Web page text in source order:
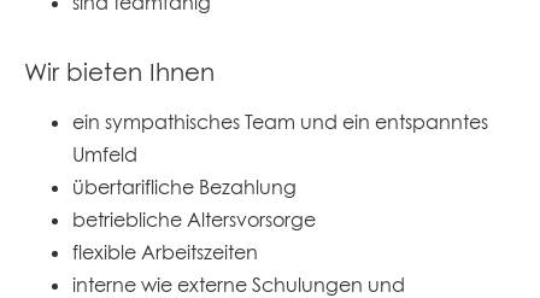
Wir bieten Ihnen
ein sympathisches Team und ein entspanntes
Umfeld
übertarifliche Bezahlung
betriebliche Altersvorsorge
flexible Arbeitszeiten
interne wie externe Schulungen und